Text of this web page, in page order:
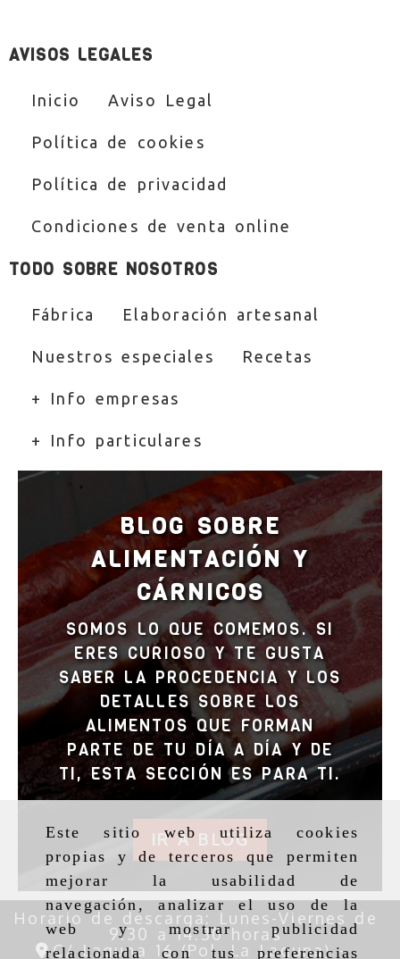
Este sitio web utiliza cookies
propias y de terceros que permiten
mejorar la usabilidad de
navegación, analizar el uso de la
web y mostrar publicidad
relacionada con tus preferencias
AVISOS LEGALES
Inicio Aviso Legal
Política de cookies
Política de privacidad
Condiciones de venta online
TODO SOBRE NOSOTROS
Fábrica Elaboración artesanal
Nuestros especiales Recetas
+ Info empresas
+ Info particulares
BLOG SOBRE
ALIMENTACIÓN Y
CÁRNICOS
SOMOS LO QUE COMEMOS. SI
ERES CURIOSO Y TE GUSTA
SABER LA PROCEDENCIA Y LOS
DETALLES SOBRE LOS
ALIMENTOS QUE FORMAN
PARTE DE TU DÍA A DÍA Y DE
TI, ESTA SECCIÓN ES PARA TI.
IR A BLOG
Horario de descarga: Lunes-Viernes de
9:30 a 14:30 horas
C/ Laguna 16 (Pol. La Laguna) -